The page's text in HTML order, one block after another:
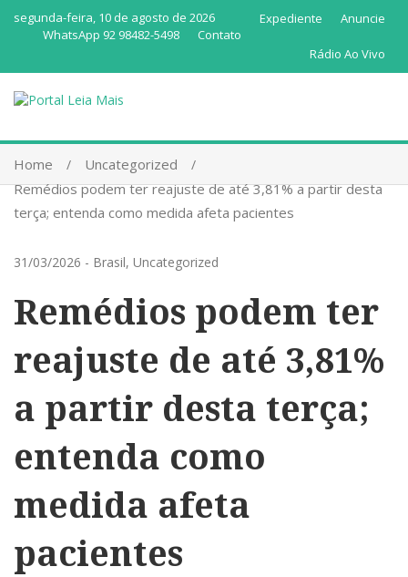
segunda-feira, 10 de agosto de 2026 Anuncie
Expediente
Contato
WhatsApp 92 98482-5498
Rádio Ao Vivo
Home
Uncategorized
Remédios podem ter reajuste de até 3,81% a partir desta
terça; entenda como medida afeta pacientes
31/03/2026 - Brasil, Uncategorized
Remédios podem ter
reajuste de até 3,81%
a partir desta terça;
entenda como
medida afeta
pacientes